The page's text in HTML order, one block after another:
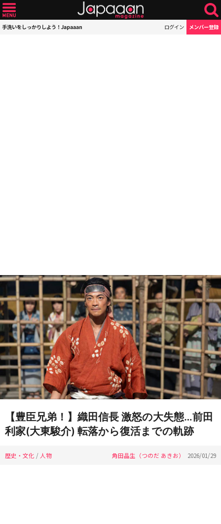
手洗いをしっかりしよう！Japaaan ログイン メンバー登録
【豊臣兄弟！】織田信長 激怒の大失態…前田
利家(大東駿介) 転落から復活までの軌跡
歴史・文化 / 人物 角田晶生（つのだ あきお） 2026/01/29